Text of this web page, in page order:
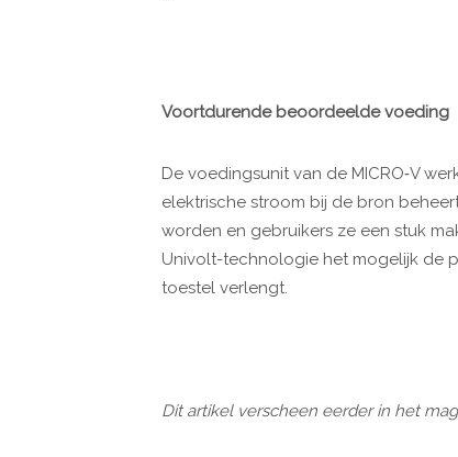
Voortdurende beoordeelde voeding
De voedingsunit van de MICRO‐V
elektrische stroom bij de bron
worden en gebruikers ze een stuk
Univolt-technologie het mogelijk de
toestel verlengt.
Dit artikel verscheen eerder in het